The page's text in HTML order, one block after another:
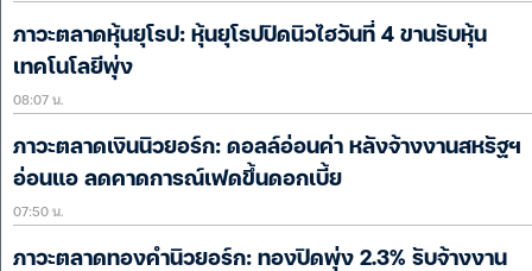
ภาวะตลาดหุ้นยุโรป: หุ้นยุโรปปิดนิวไฮวันที่ 4 ขานรับหุ้น
เทคโนโลยีพุ่ง
08:07 น.
ภาวะตลาดเงินนิวยอร์ก: ดอลล์อ่อนค่า หลังจ้างงานสหรัฐฯ
อ่อนแอ ลดคาดการณ์เฟดขึ้นดอกเบี้ย
07:50 น.
ภาวะตลาดทองคำนิวยอร์ก: ทองปิดพุ่ง 2.3% รับจ้างงาน